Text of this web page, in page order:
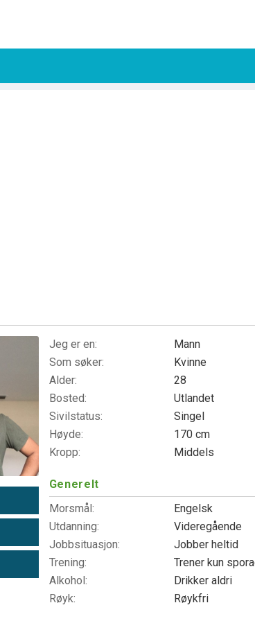
Jeg er en:
Mann
Som søker:
Kvinne
Alder:
28
Bosted:
Utlandet
Sivilstatus:
Singel
Høyde:
170 cm
Kropp:
Middels
Generelt
Morsmål:
Engelsk
Utdanning:
Videregående
Jobbsituasjon:
Jobber heltid
Trening:
Trener kun
Alkohol:
Drikker aldri
Røyk:
Røykfri